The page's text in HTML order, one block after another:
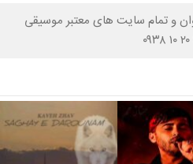
تمام سایت های معتبر موسیقی
۱۰ ۲۰ ۶۹۲